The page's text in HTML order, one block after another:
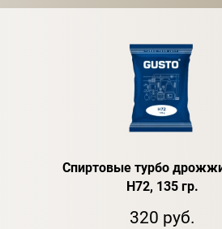
Спиртовые турбо
H72, 135 гр.
320 руб.